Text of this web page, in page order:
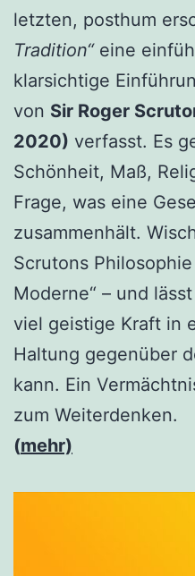
letzten, posthum
Tradition“eine
klarsichtige
von Sir Roger
2020) verfasst. Es
Schönheit, Maß,
Frage, was eine
zusammenhält.
Scrutons
Moderne“ – und
viel geistige Kraft in
Haltung gegenüber
kann. Ein
zum Weiterdenken.
(mehr)